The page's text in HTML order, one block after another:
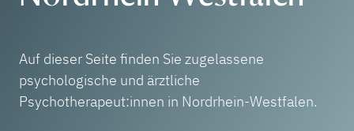
Auf dieser Seite finden Sie zugelassene
psychologische und ärztliche
Psychotherapeut:innen in Nordrhein-Westfalen.